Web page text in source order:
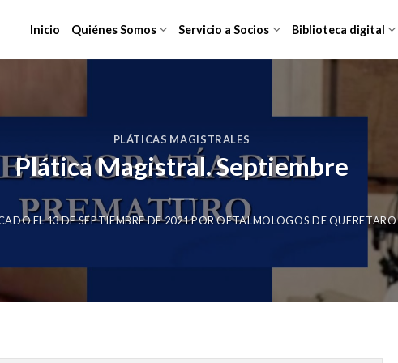
Inicio Quiénes Somos Servicio a Socios Biblioteca digital
PLÁTICAS MAGISTRALES
Plática Magistral. Septiembre
EL13 DE SEPTIEMBRE DE 2021POROFTALMOLOGOS DE QUERETARO